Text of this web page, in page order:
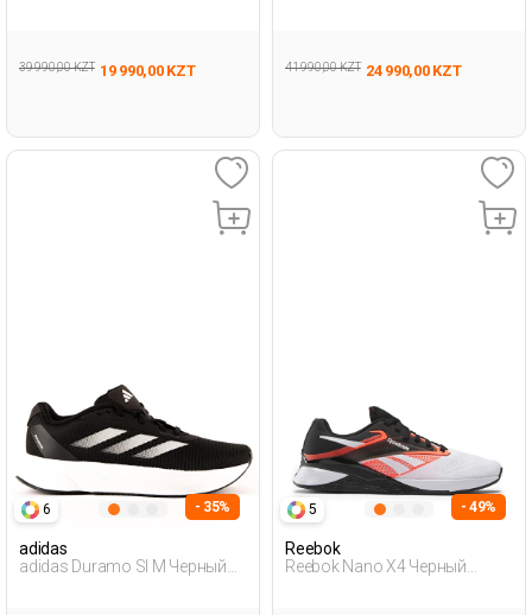
39 990,00 KZT 19 990,00 KZT 41 990,00 KZT 24 990,00 KZT
6 - 35%
adidas
adidas Duramo Sl M Черный
5 - 49%
Reebok
Reebok Nano X4 Черный